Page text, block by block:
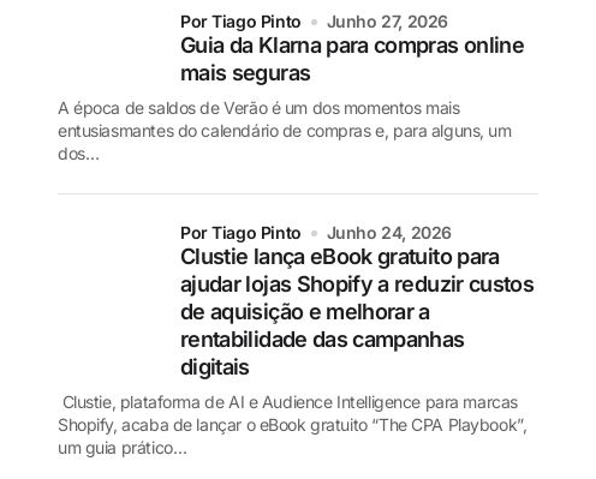
Guia da Klarna para compras online
mais seguras
por Tiago Pinto Junho 27, 2026
A época de saldos de Verão é um dos momentos mais
entusiasmantes do calendário de compras e, para alguns, um
dos…
Clustie lança eBook gratuito para
ajudar lojas Shopify a reduzir custos
de aquisição e melhorar a
rentabilidade das campanhas
digitais
por Tiago Pinto Junho 24, 2026
Clustie, plataforma de AI e Audience Intelligence para marcas
Shopify, acaba de lançar o eBook gratuito “The CPA Playbook”,
um guia prático…